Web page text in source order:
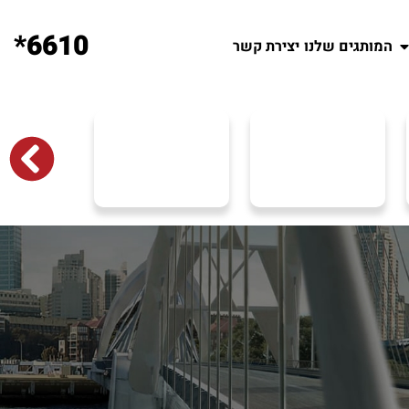
המותגים שלנו יצירת קשר 6610*